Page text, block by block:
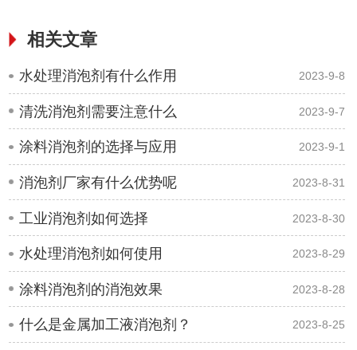
相关文章
水处理消泡剂有什么作用 2023-9-8
清洗消泡剂需要注意什么 2023-9-7
涂料消泡剂的选择与应用 2023-9-1
消泡剂厂家有什么优势呢 2023-8-31
工业消泡剂如何选择 2023-8-30
水处理消泡剂如何使用 2023-8-29
涂料消泡剂的消泡效果 2023-8-28
什么是金属加工液消泡剂？ 2023-8-25